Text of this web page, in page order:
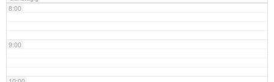
8:00
9:00